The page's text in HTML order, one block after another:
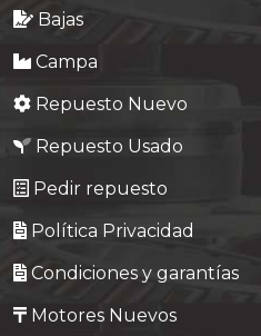
Bajas
Campa
Repuesto Nuevo
Repuesto Usado
Pedir repuesto
Política Privacidad
Condiciones y garantías
Motores Nuevos